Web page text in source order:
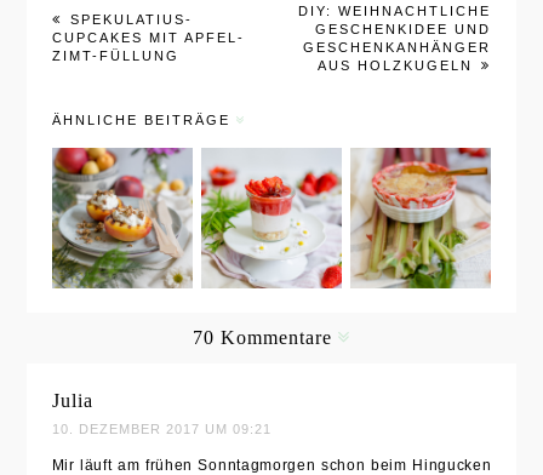
SPEKULATIUS-
CUPCAKES MIT APFEL-
ZIMT-FÜLLUNG
DIY: WEIHNACHTLICHE
GESCHENKIDEE UND
GESCHENKANHÄNGER
AUS HOLZKUGELN
ÄHNLICHE BEITRÄGE
Gegrillte
Nektarinen
mit
Mascarpon
e-Quark-
Müsli-
Crunch
Erdbeer-
Limetten-
Cheesecake
im Glas
mit
littern
Fruchtig-
süßer
Rhabarber-
Erdbeer-
Crumble
70 Kommentare
Julia
10. DEZEMBER 2017 UM 09:21
Mir läuft am frühen Sonntagmorgen schon beim Hingucken